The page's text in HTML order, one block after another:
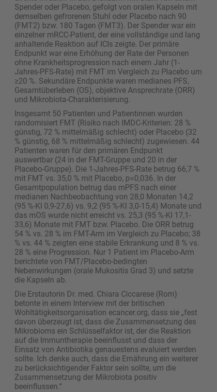
Spender oder Placebo, gefolgt von oralen Kapseln mit
demselben gefrorenen Stuhl oder Placebo nach 90
(FMT2) bzw. 180 Tagen (FMT3). Der Spender war ein
einzelner mRCC-Patient, der eine vollständige und lang
anhaltende Reaktion auf ICIs zeigte. Der primäre
Endpunkt war eine Erhöhung der Rate der Personen
ohne Krankheitsprogression nach einem Jahr (1-
Jahres-PFS-Rate) mit FMT im Vergleich zu Placebo um
≥20 %. Sekundäre Endpunkte waren medianes PFS,
Gesamtüberleben (OS), objektive Ansprechrate (ORR)
und Mikrobiota-Charakterisierung.
Insgesamt 50 Patienten und Patientinnen wurden
randomisiert FMT (Risiko nach IMDC-Kriterien: 28 %
günstig, 72 % mittelmäßig schlecht) oder Placebo (32
% günstig, 68 % mittelmäßig schlecht) zugewiesen. 44
Patienten waren für den primären Endpunkt
auswertbar (24 in der FMT-Gruppe und 20 in der
Placebo-Gruppe). Die 1-Jahres-PFS-Rate betrug 66,7 %
mit FMT vs. 35,0 % mit Placebo, p=0,036. In der
Gesamtpopulation betrug das mPFS nach einer
medianen Nachbeobachtung von 28,0 Monaten 14,2
(95 %-KI 0,9-27,6) vs. 9,2 (95 %-KI 3,0-15,4) Monate und
das mOS wurde nicht erreicht vs. 25,3 (95 %-KI 17,1-
33,6) Monate mit FMT bzw. Placebo. Die ORR betrug
54 % vs. 28 % im FMT-Arm im Vergleich zu Placebo; 38
% vs. 44 % zeigten eine stabile Erkrankung und 8 % vs.
28 % eine Progression. Nur 1 Patient im Placebo-Arm
berichtete von FMT/Placebo-bedingten
Nebenwirkungen (orale Mukositis Grad 3) und setzte
die Kapseln ab.
Die Erstautorin Dr. med. Chiara Ciccarese (Rom)
betonte in einem Interview mit der britischen
Wohltätigkeitsorganisation ecancer.org, dass sie „fest
davon überzeugt ist, dass die Zusammensetzung des
Mikrobioms ein Schlüsselfaktor ist, der die Reaktion
auf die Immuntherapie beeinflusst und dass der
Einsatz von Antibiotika genauestens evaluiert werden
sollte. Ich denke auch, dass die Ernährung ein weiterer
zu berücksichtigender Faktor sein sollte, um die
Zusammensetzung der Mikrobiota positiv
beeinflussen.“